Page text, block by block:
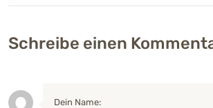
Schreibe einen
Dein Name: